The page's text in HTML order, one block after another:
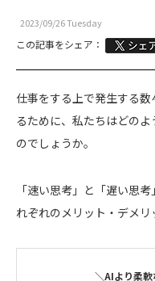
2023/09/26 Tuesday
この記事をシェア：
仕事をする上で発生する
るために、私たちはどの
のでしょうか。
「速い思考」と「遅い思
れぞれのメリット・デメリ
＼AIより柔